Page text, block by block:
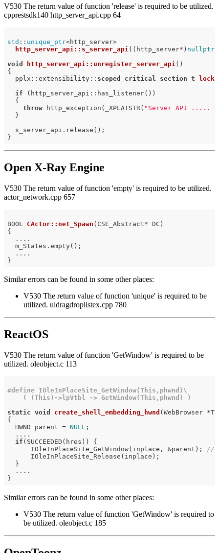
V530 The return value of function 'release' is required to be utilized.
cpprestsdk140 http_server_api.cpp 64
std :: unique_ptr<http_server>
http_server_api::s_server_api ((http_server*) nullptr)
void
http_server_api::unregister_server_api ()
{
  pplx::
extensibility:: scoped_critical_section_t lock
if (http_server_api::has_listener())
  {
throw http_exception(_XPLATSTR( "Server API .....
  }
  s_server_api.release();
Open X-Ray Engine
V530 The return value of function 'empty' is required to be utilized.
actor_network.cpp 657
BOOL CActor::net_Spawn (CSE_Abstract* DC)
{
  ....
  m_States.empty();
  ....
Similar errors can be found in some other places:
V530 The return value of function 'unique' is required to be
utilized. uidragdroplistex.cpp 780
ReactOS
V530 The return value of function 'GetWindow' is required to be
utilized. oleobject.c 113
#define IOleInPlaceSite_GetWindow(This,phwnd)\
    ( (This)->lpVtbl -> GetWindow(This,phwnd) )
static void create_shell_embedding_hwnd (WebBrowser
{
  HWND parent =
NULL;
  ....
if (SUCCEEDED(hres)) {
      IOleInPlaceSite_GetWindow(inplace, &parent);
//
      IOleInPlaceSite_Release(inplace);
  }
  ....
Similar errors can be found in some other places:
V530 The return value of function 'GetWindow' is required to
be utilized. oleobject.c 185